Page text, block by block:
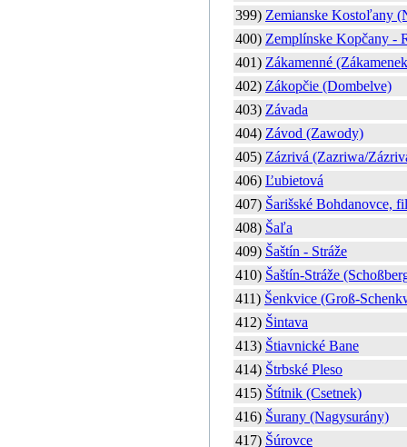
399) Zemianske Kostoľany
400) Zemplínske Kopčany -
401) Zákamenné
402) Zákopčie (Dombelve)
403) Závada
404) Závod (Zawody)
405) Zázrivá (Zazriwa/
406) Ľubietová
407) Šarišské Bohdanovce,
408) Šaľa
409) Šaštín - Stráže
410) Šaštín-Stráže
411) Šenkvice (Groß-
412) Šintava
413) Štiavnické Bane
414) Štrbské Pleso
415) Štítnik (Csetnek)
416) Šurany (Nagysurány)
417) Šúrovce